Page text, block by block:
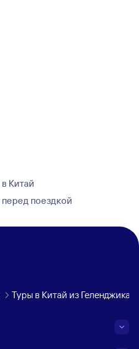
Китай
перед поездкой
Туры в Китай из Геленджика